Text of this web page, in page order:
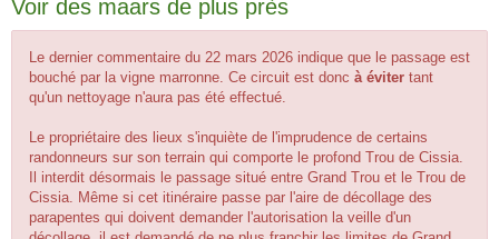
Voir des maars de plus près
Le dernier commentaire du 22 mars 2026 indique que le passage est
bouché par la vigne marronne. Ce circuit est donc à éviter tant
qu'un nettoyage n'aura pas été effectué.
Le propriétaire des lieux s'inquiète de l'imprudence de certains
randonneurs sur son terrain qui comporte le profond Trou de Cissia.
Il interdit désormais le passage situé entre Grand Trou et le Trou de
Cissia. Même si cet itinéraire passe par l'aire de décollage des
parapentes qui doivent demander l'autorisation la veille d'un